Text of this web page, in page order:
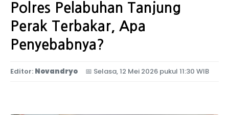
Polres Pelabuhan Tanjung
Perak Terbakar, Apa
Penyebabnya?
Editor: Novandryo 📅 Selasa, 12 Mei 2026 pukul 11:30 WIB